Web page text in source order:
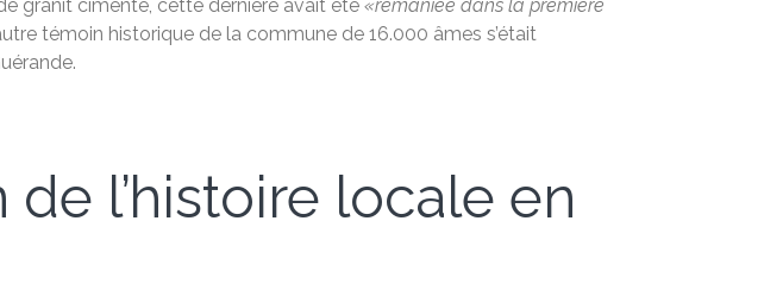
granit cimenté, cette dernière avait été «remaniée dans la première
témoin historique de la commune de 16.000 âmes s’était
l’histoire locale en